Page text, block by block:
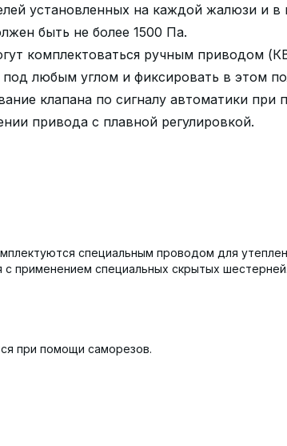
установленных на каждой жалюзи и
быть не более 1500 Па.
комплектоваться ручным приводом
под любым углом и фиксировать в этом
клапана по сигналу автоматики
привода с плавной регулировкой.
специальным проводом для
с применением специальных скрытых шестерней.
при помощи саморезов.